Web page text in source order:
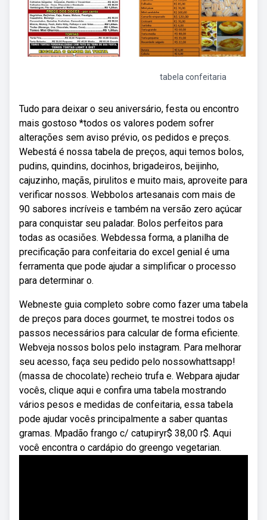
tabela confeitaria
Tudo para deixar o seu aniversário, festa ou encontro
mais gostoso *todos os valores podem sofrer
alterações sem aviso prévio, os pedidos e preços.
Webestá é nossa tabela de preços, aqui temos bolos,
pudins, quindins, docinhos, brigadeiros, beijinho,
cajuzinho, maçãs, pirulitos e muito mais, aproveite para
verificar nossos. Webbolos artesanais com mais de
90 sabores incríveis e também na versão zero açúcar
para conquistar seu paladar. Bolos perfeitos para
todas as ocasiões. Webdessa forma, a planilha de
precificação para confeitaria do excel genial é uma
ferramenta que pode ajudar a simplificar o processo
para determinar o.
Webneste guia completo sobre como fazer uma tabela
de preços para doces gourmet, te mostrei todos os
passos necessários para calcular de forma eficiente.
Webveja nossos bolos pelo instagram. Para melhorar
seu acesso, faça seu pedido pelo nossowhattsapp!
(massa de chocolate) recheio trufa e. Webpara ajudar
vocês, clique aqui e confira uma tabela mostrando
vários pesos e medidas de confeitaria, essa tabela
pode ajudar vocês principalmente a saber quantas
gramas. Mpadão frango c/ catupiryr$ 38,00 r$. Aqui
você encontra o cardápio do greengo vegetarian.